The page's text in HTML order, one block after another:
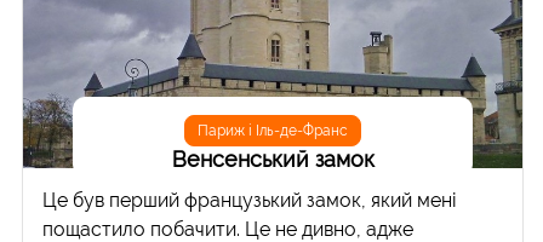
Париж і Іль-де-Франс
Венсенський замок
Це був перший французький замок, який мені
пощастило побачити. Це не дивно, адже